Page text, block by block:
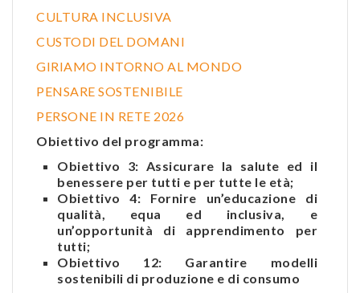
CULTURA INCLUSIVA
CUSTODI DEL DOMANI
GIRIAMO INTORNO AL MONDO
PENSARE SOSTENIBILE
PERSONE IN RETE 2026
Obiettivo del programma:
Obiettivo 3: Assicurare la salute ed il
benessere per tutti e per tutte le età;
Obiettivo 4: Fornire un’educazione di
qualità, equa ed inclusiva, e
un’opportunità di apprendimento per
tutti;
Obiettivo 12: Garantire modelli
sostenibili di produzione e di consumo